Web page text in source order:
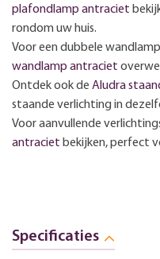
plafondlamp antraciet
rondom uw huis.
Voor een dubbele
wandlamp antraciet
Ontdek ook de Aludra
staande verlichting in
Voor aanvullende
antraciet bekijken, perfect
Specificaties